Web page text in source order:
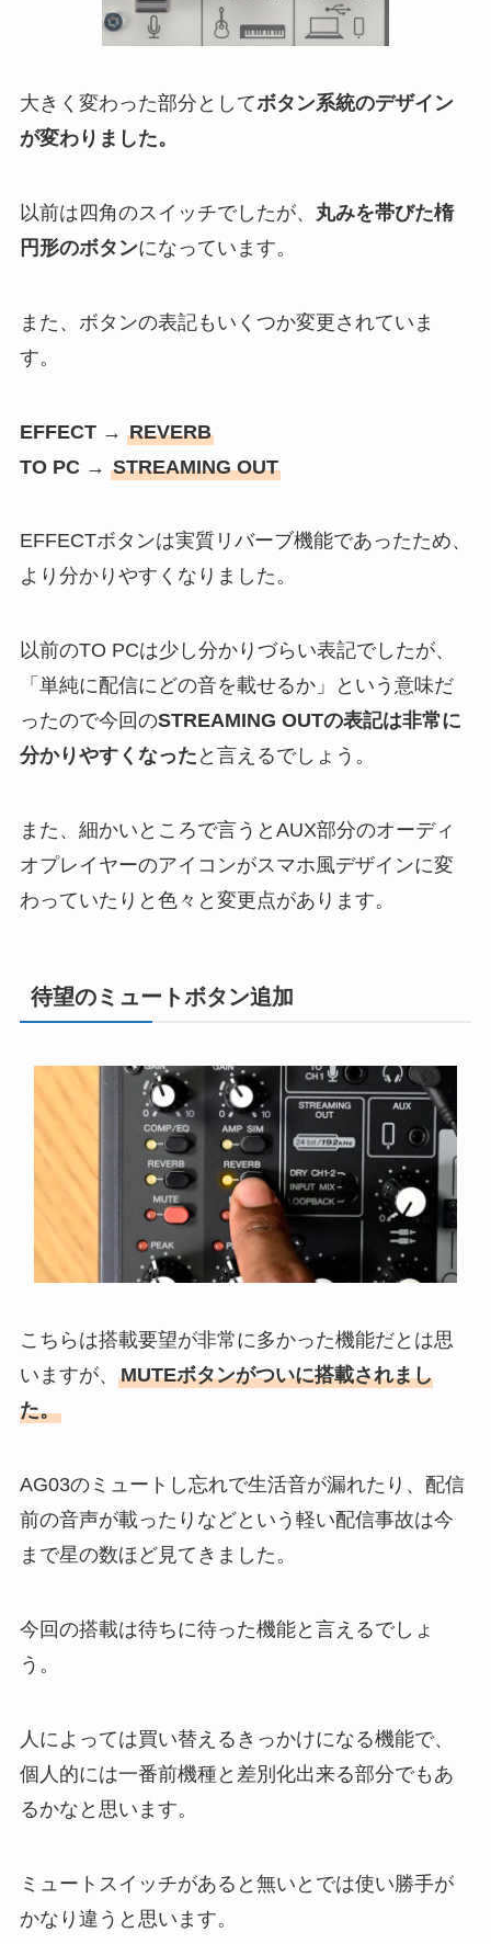
大きく変わった部分としてボタン系統のデザイン
が変わりました。
以前は四角のスイッチでしたが、 丸みを帯びた楕
円形のボタンになっています。
また、ボタンの表記もいくつか変更されていま
す。
EFFECT → REVERB
TO PC → STREAMING OUT
EFFECTボタンは実質リバーブ機能であったため、
より分かりやすくなりました。
以前のTO PCは少し分かりづらい表記でしたが、
「単純に配信にどの音を載せるか」という意味だ
ったので今回のSTREAMING OUTの表記は非常に
分かりやすくなった と言えるでしょう。
また、細かいところで言うとAUX部分のオーディ
オプレイヤーのアイコンがスマホ風デザインに変
わっていたりと色々と変更点があります。
待望のミュートボタン追加
こちらは搭載要望が非常に多かった機能だとは思
いますが、 MUTEボタンがついに搭載されまし
た。
AG03のミュートし忘れで生活音が漏れたり、配信
前の音声が載ったりなどという軽い配信事故は今
まで星の数ほど見てきました。
今回の搭載は待ちに待った機能と言えるでしょ
う。
人によっては買い替えるきっかけになる機能で、
個人的には一番前機種と差別化出来る部分でもあ
るかなと思います。
ミュートスイッチがあると無いとでは使い勝手が
かなり違うと思います。